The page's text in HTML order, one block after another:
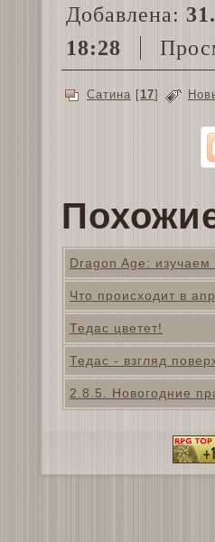
Добавлена:
18:28
Сатина [17]
Dragon Age:
Что происходит в
Тедас цветет!
Тедас - взгляд
2.8.5. Новогодние